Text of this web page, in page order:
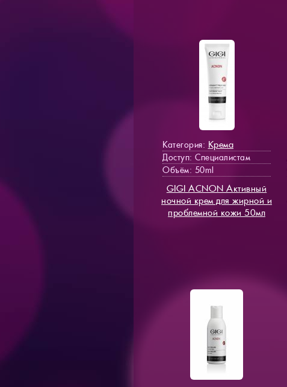
Категория: Крема
Доступ: Специалистам
Объём: 50ml
GIGI ACNON Активный
ночной крем для жирной и
проблемной кожи 50мл